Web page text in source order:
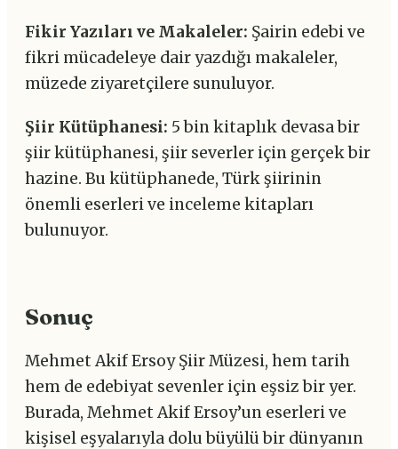
Fikir Yazıları ve Makaleler: Şairin edebi ve
fikri mücadeleye dair yazdığı makaleler,
müzede ziyaretçilere sunuluyor.
Şiir Kütüphanesi: 5 bin kitaplık devasa bir
şiir kütüphanesi, şiir severler için gerçek bir
hazine. Bu kütüphanede, Türk şiirinin
önemli eserleri ve inceleme kitapları
bulunuyor.
Sonuç
Mehmet Akif Ersoy Şiir Müzesi, hem tarih
hem de edebiyat sevenler için eşsiz bir yer.
Burada, Mehmet Akif Ersoy’un eserleri ve
kişisel eşyalarıyla dolu büyülü bir dünyanın